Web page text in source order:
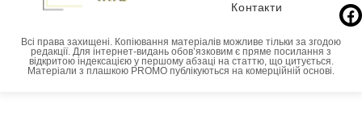
Контакти
Всі права захищені. Копіювання матеріалів можливе тільки за згодою
редакції. Для інтернет-видань обовʼязковим є пряме посилання з
відкритою індексацією у першому абзаці на статтю, що цитується.
Матеріали з плашкою PROMO публікуються на комерційній основі.